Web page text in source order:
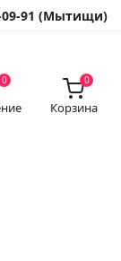
09-91 (Мытищи)
0 0
Корзина